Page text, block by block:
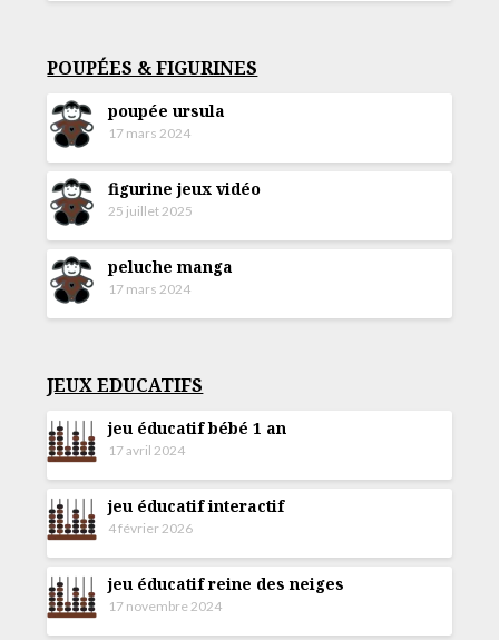
POUPÉES & FIGURINES
poupée ursula
17 mars 2024
figurine jeux vidéo
25 juillet 2025
peluche manga
17 mars 2024
JEUX EDUCATIFS
jeu éducatif bébé 1 an
17 avril 2024
jeu éducatif interactif
4 février 2026
jeu éducatif reine des neiges
17 novembre 2024